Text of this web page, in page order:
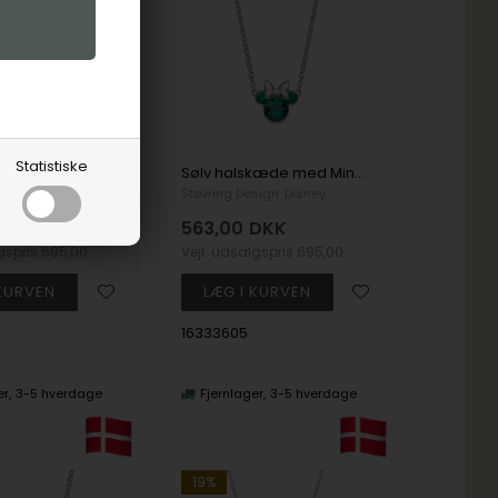
Statistiske
Disney
DKK
695,00
3-5 hverdage
Sølv halskæde med Minnie Mouse, turkis zirkoner
563,00 DKK
16333605
Fjernlager 3-5 hverdage
19%